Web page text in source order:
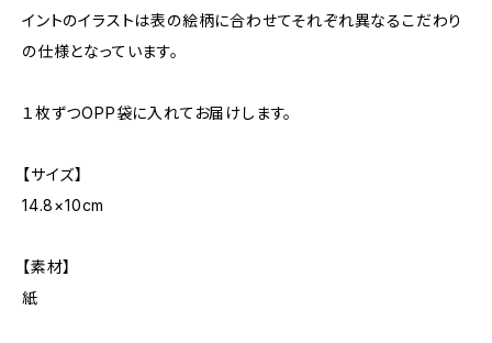
イントのイラストは表の絵柄に合わせてそれぞれ異なるこだわり
の仕様となっています。
１枚ずつOPP袋に入れてお届けします。
【サイズ】
14.8×10cm
【素材】
紙